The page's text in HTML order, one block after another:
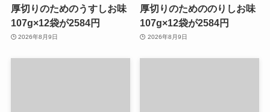
厚切りのためのうすしお味
107g×12袋が2584円
2026年8月9日
厚切りのためののりしお味
107g×12袋が2584円
2026年8月9日